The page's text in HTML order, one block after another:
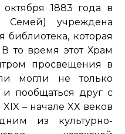
октября 1883 года в
Семей) учреждена
библиотека, которая
то время этот Храм
просвещения в
могли не только
и пообщаться друг с
– начале XX веков
из культурно-